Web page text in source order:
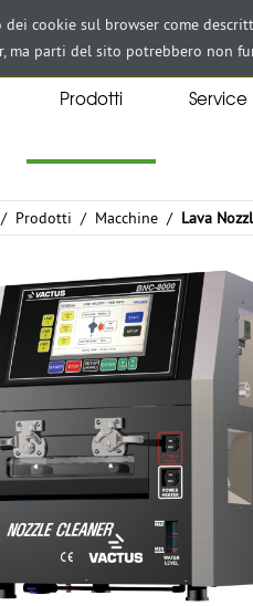
Prodotti Service
Prodotti / Macchine/ Lava
cookie sul browser come
parti del sito potrebbero non